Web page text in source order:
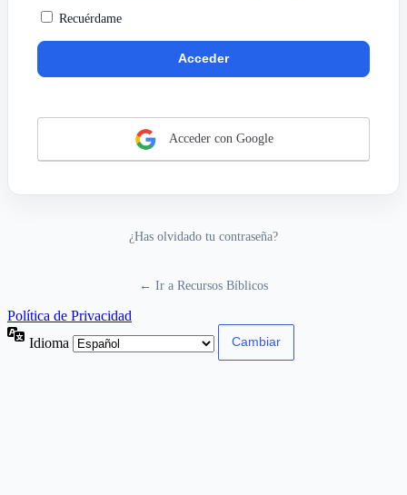
Recuérdame
Acceder con Google
¿Has olvidado tu contraseña?
← Ir a Recursos Bíblicos
Política de Privacidad
Idioma